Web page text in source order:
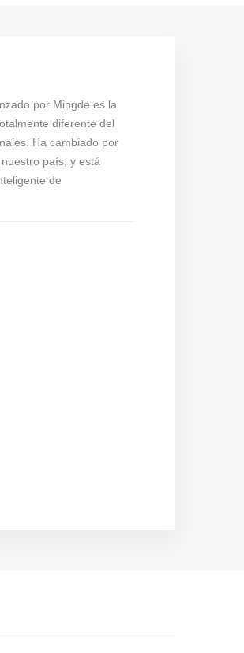
por Mingde es la
diferente del
Ha cambiado por
país, y está
de